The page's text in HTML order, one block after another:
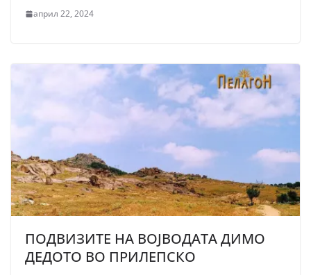
април 22, 2024
ПОДВИЗИТЕ НА ВОЈВОДАТА ДИМО
ДЕДОТО ВО ПРИЛЕПСКО